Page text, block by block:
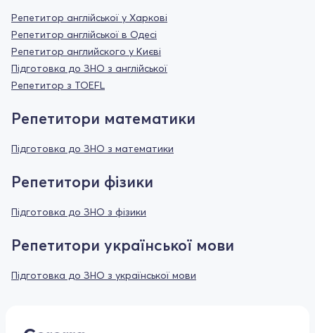
Репетитор англійської у Харкові
Репетитор англійської в Одесі
Репетитор английского у Києві
Підготовка до ЗНО з англійської
Репетитор з TOEFL
Репетитори математики
Підготовка до ЗНО з математики
Репетитори фізики
Підготовка до ЗНО з фізики
Репетитори української мови
Підготовка до ЗНО з української мови